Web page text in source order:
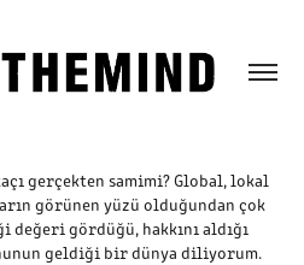
gerçekten samimi? Global, lokal
görünen yüzü olduğundan çok
gördüğü, hakkını aldığı
geldiği bir dünya diliyorum.